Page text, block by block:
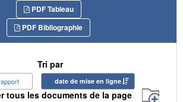
PDF Tableau
PDF Bibliographie
Tri par
date de mise en ligne
tous les documents de la page